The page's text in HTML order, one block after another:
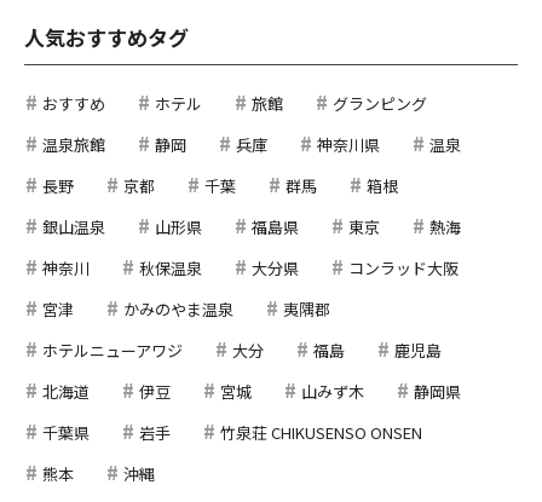
人気おすすめタグ
おすすめ ホテル 旅館
グランピング
温泉旅館
静岡 兵庫 神奈川県
温泉
長野
京都 千葉 群馬
箱根
銀山温泉
山形県 福島県 東京
熱海
神奈川
秋保温泉 大分県
コンラッド大阪
宮津
かみのやま温泉
夷隅郡
ホテルニューアワジ
大分 福島
鹿児島
北海道
伊豆 宮城 山みず木
静岡県
千葉県
岩手
竹泉荘 CHIKUSENSO ONSEN
熊本
沖縄